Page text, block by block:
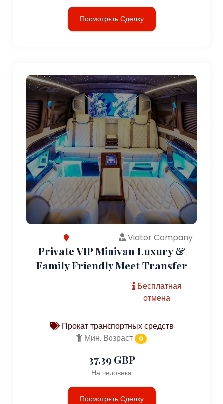
Посмотреть Сделку
Viator Company
Private VIP Minivan Luxury &
Family Friendly Meet Transfer
Бесплатная
отмена
Прокат транспортных средств
Мин. Возраст
0
37.39 GBP
На человека
Посмотреть Сделку